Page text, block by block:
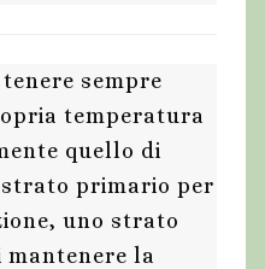
sempre
temperatura
quello di
primario per
uno strato
mantenere la